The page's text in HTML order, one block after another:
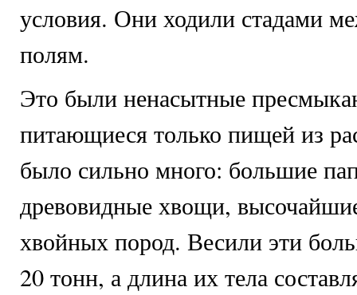
условия. Они ходили стадами
полям.
Это были ненасытные
питающиеся только пищей из
было сильно много: большие
древовидные хвощи,
хвойных пород. Весили эти
20 тонн, а длина их тела